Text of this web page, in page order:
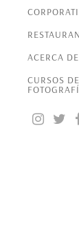
ACERCA
CURSOS DE